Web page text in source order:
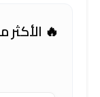
🔥 الأكثر